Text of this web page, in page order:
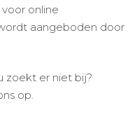
online
aangeboden door
zoekt er niet bij?
op.